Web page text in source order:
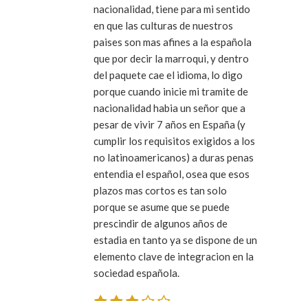
nacionalidad, tiene para mi sentido
en que las culturas de nuestros
paises son mas afines a la española
que por decir la marroqui, y dentro
del paquete cae el idioma, lo digo
porque cuando inicie mi tramite de
nacionalidad habia un señor que a
pesar de vivir 7 años en España (y
cumplir los requisitos exigidos a los
no latinoamericanos) a duras penas
entendia el español, osea que esos
plazos mas cortos es tan solo
porque se asume que se puede
prescindir de algunos años de
estadia en tanto ya se dispone de un
elemento clave de integracion en la
sociedad española.